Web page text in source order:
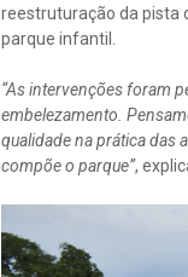
reestruturação da pista
parque infantil.
“As intervenções foram
embelezamento.
qualidade na prática das
compõe o parque”,